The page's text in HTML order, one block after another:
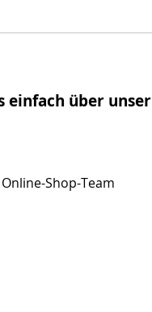
einfach über unser
Shop-Team